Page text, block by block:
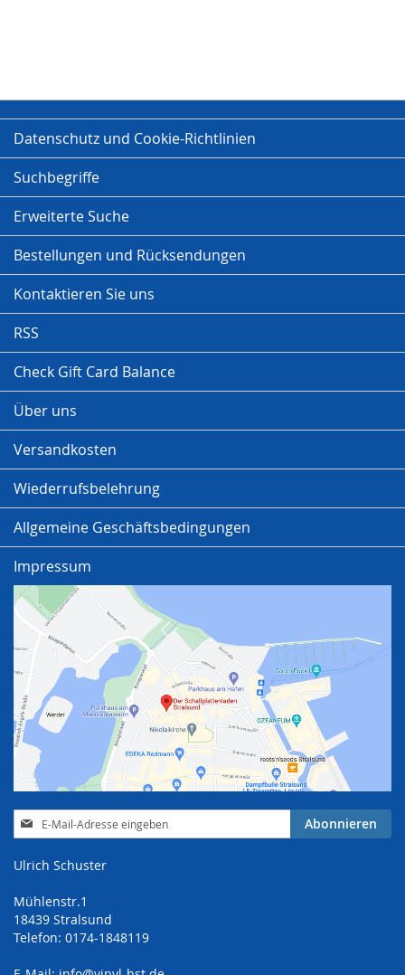
Datenschutz und Cookie-Richtlinien
Suchbegriffe
Erweiterte Suche
Bestellungen und Rücksendungen
Kontaktieren Sie uns
RSS
Check Gift Card Balance
Über uns
Versandkosten
Wiederrufsbelehrung
Allgemeine Geschäftsbedingungen
Impressum
Anmeldung
zum
Abonnieren
Ulrich Schuster
Mühlenstr.1
18439 Stralsund
Telefon: 0174-1848119